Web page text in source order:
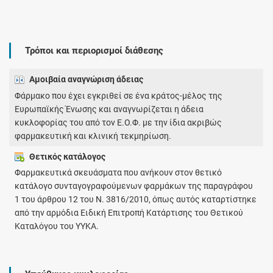
Τρόποι και περιορισμοί διάθεσης
Αμοιβαία αναγνώριση άδειας
Φάρμακο που έχει εγκριθεί σε ένα κράτος-μέλος της
Ευρωπαϊκής Ένωσης και αναγνωρίζεται η άδεια
κυκλοφορίας του από τον Ε.Ο.Φ. με την ίδια ακριβώς
φαρμακευτική και κλινική τεκμηρίωση.
Θετικός κατάλογος
Φαρμακευτικά σκευάσματα που ανήκουν στον θετικό
κατάλογο συνταγογραφούμενων φαρμάκων της παραγράφου
1 του άρθρου 12 του Ν. 3816/2010, όπως αυτός καταρτίστηκε
από την αρμόδια Ειδική Επιτροπή Κατάρτισης του Θετικού
Καταλόγου του ΥΥΚΑ.